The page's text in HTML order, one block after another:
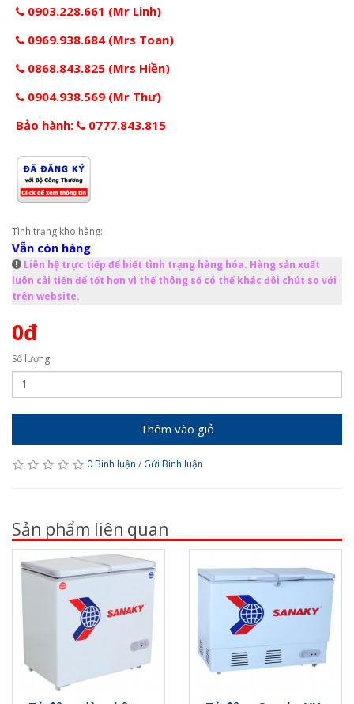
0903.228.661 (Mr Linh)
0969.938.684 (Mrs Toan)
0868.843.825 (Mrs Hiền)
0904.938.569 (Mr Thư)
Bảo hành:
0777.843.815
Tình trạng kho hàng:
Vẫn còn hàng
Liên hệ trực tiếp để biết tình trạng hàng hóa. Hàng sản xuất
luôn cải tiến để tốt hơn vì thế thông số có thể khác đôi chút so với
trên website.
0đ
Số lượng
Thêm vào giỏ
0 Bình luận / Gửi Bình luận
Sản phẩm liên quan